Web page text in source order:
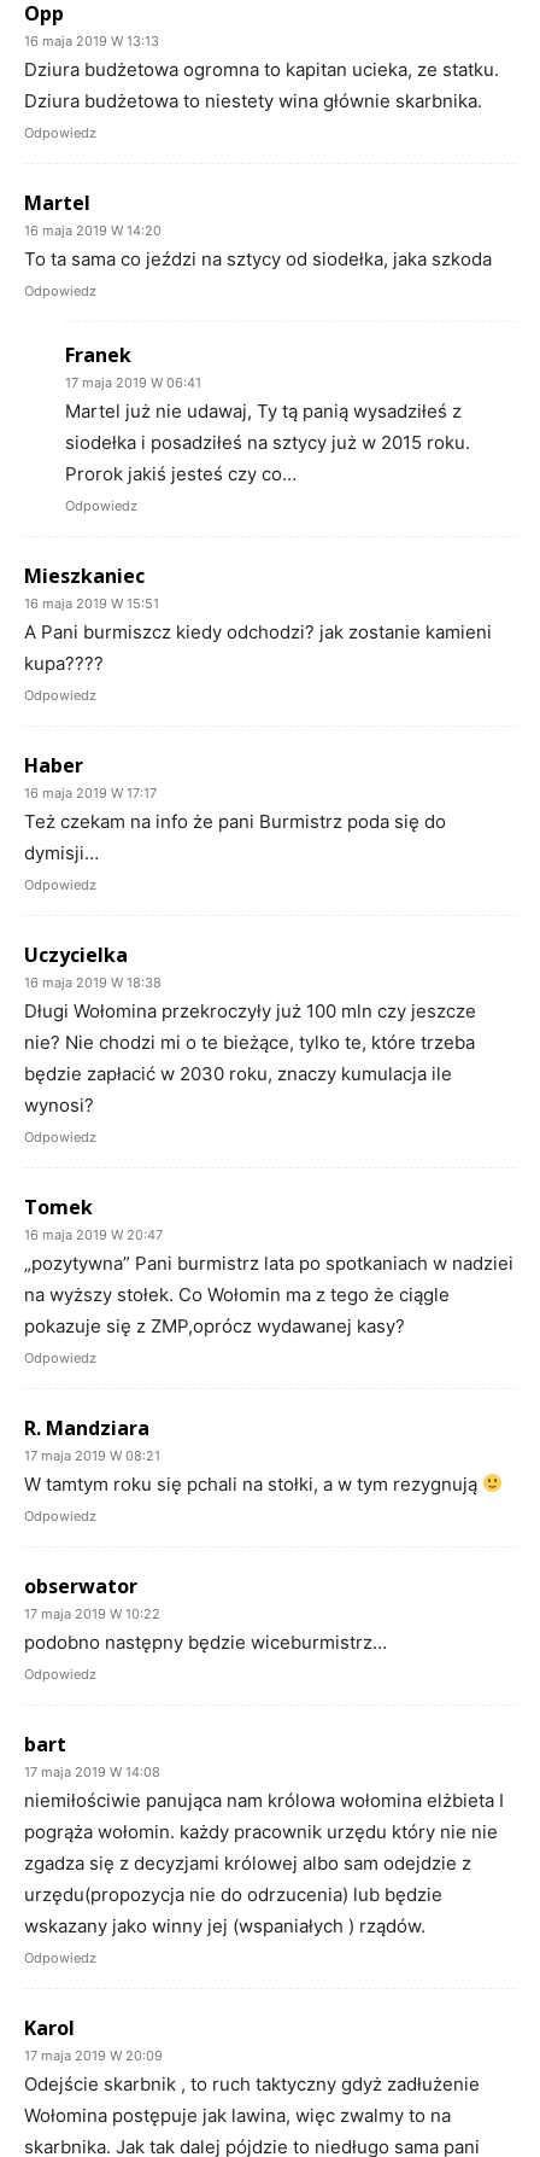
Opp
16 maja 2019 W 13:13
Dziura budżetowa ogromna to kapitan ucieka, ze statku.
Dziura budżetowa to niestety wina głównie skarbnika.
Odpowiedz
Martel
16 maja 2019 W 14:20
To ta sama co jeździ na sztycy od siodełka, jaka szkoda
Odpowiedz
Franek
17 maja 2019 W 06:41
Martel już nie udawaj, Ty tą panią wysadziłeś z
siodełka i posadziłeś na sztycy już w 2015 roku.
Prorok jakiś jesteś czy co…
Odpowiedz
Mieszkaniec
16 maja 2019 W 15:51
A Pani burmiszcz kiedy odchodzi? jak zostanie kamieni
kupa????
Odpowiedz
Haber
16 maja 2019 W 17:17
Też czekam na info że pani Burmistrz poda się do
dymisji…
Odpowiedz
Uczycielka
16 maja 2019 W 18:38
Długi Wołomina przekroczyły już 100 mln czy jeszcze
nie? Nie chodzi mi o te bieżące, tylko te, które trzeba
będzie zapłacić w 2030 roku, znaczy kumulacja ile
wynosi?
Odpowiedz
Tomek
16 maja 2019 W 20:47
„pozytywna” Pani burmistrz lata po spotkaniach w nadziei
na wyższy stołek. Co Wołomin ma z tego że ciągle
pokazuje się z ZMP,oprócz wydawanej kasy?
Odpowiedz
R. Mandziara
17 maja 2019 W 08:21
W tamtym roku się pchali na stołki, a w tym rezygnują
Odpowiedz
obserwator
17 maja 2019 W 10:22
podobno następny będzie wiceburmistrz…
Odpowiedz
bart
17 maja 2019 W 14:08
niemiłościwie panująca nam królowa wołomina elżbieta I
pogrąża wołomin. każdy pracownik urzędu który nie nie
zgadza się z decyzjami królowej albo sam odejdzie z
urzędu(propozycja nie do odrzucenia) lub będzie
wskazany jako winny jej (wspaniałych ) rządów.
Odpowiedz
Karol
17 maja 2019 W 20:09
Odejście skarbnik , to ruch taktyczny gdyż zadłużenie
Wołomina postępuje jak lawina, więc zwalmy to na
skarbnika. Jak tak dalej pójdzie to niedługo sama pani